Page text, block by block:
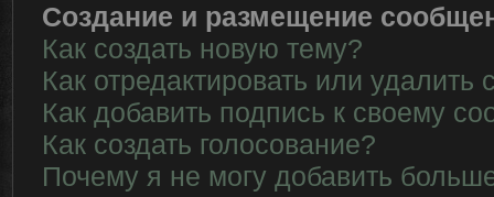
Создание и размещение
Как создать новую тему?
Как отредактировать или
Как добавить подпись к своему
Как создать голосование?
Почему я не могу добавить